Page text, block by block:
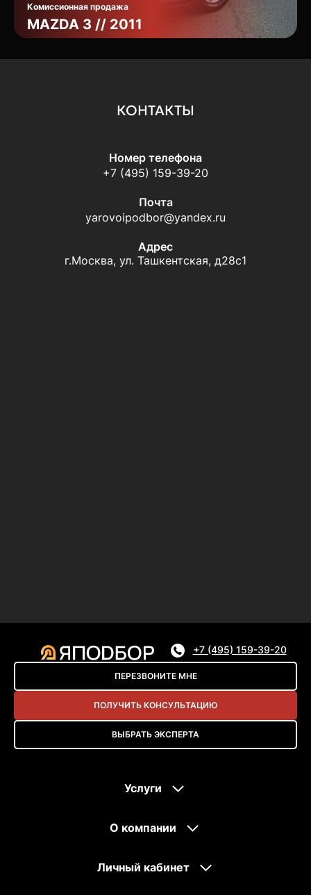
Комиссионная продажа
MAZDA 3 // 2011
КОНТАКТЫ
Номер телефона
+7 (495) 159-39-20
Почта
yarovoipodbor@yandex.ru
Адрес
г.Москва, ул. Ташкентская, д28с1
+7 (495) 159-39-20
ПЕРЕЗВОНИТЕ МНЕ
ПОЛУЧИТЬ КОНСУЛЬТАЦИЮ
ВЫБРАТЬ ЭКСПЕРТА
Услуги
О компании
Личный кабинет